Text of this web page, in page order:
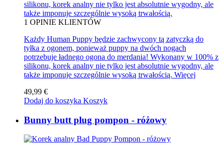
silikonu, korek analny nie tylko jest absolutnie wygodny, ale
także imponuje szczególnie wysoką trwałością.
1 OPINIE KLIENTÓW
Każdy Human Puppy będzie zachwycony tą zatyczką do
tyłka z ogonem, ponieważ puppy na dwóch nogach
potrzebuje ładnego ogona do merdania! Wykonany w 100% z
silikonu, korek analny nie tylko jest absolutnie wygodny, ale
także imponuje szczególnie wysoką trwałością. Więcej
49,99 €
Dodaj do koszyka Koszyk
Bunny butt plug pompon - różowy